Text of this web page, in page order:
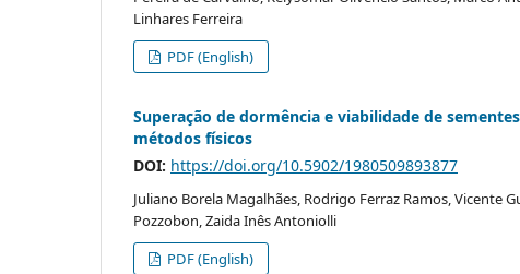
Linhares Ferreira
PDF (English)
Superação de dormência e viabilidade de
métodos físicos
DOI: https://doi.org/10.5902/1980509893877
Juliano Borela Magalhães, Rodrigo Ferraz Ramos, Vicente
Pozzobon, Zaida Inês Antoniolli
PDF (English)